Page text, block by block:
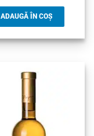
ADAUGĂ ÎN COȘ